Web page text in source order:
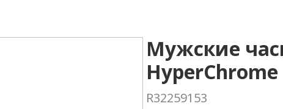
Мужские
HyperChrome
R32259153